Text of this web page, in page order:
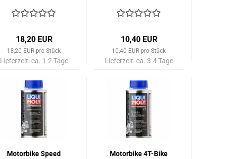
Liter
18,20 EUR
18,20 EUR pro Stück
Lieferzeit:ca. 1-2 Tage
10,40 EUR
10,40 EUR pro Stück
Lieferzeit:ca. 3-4 Tage
Motorbike Speed
Motorbike 4T-Bike